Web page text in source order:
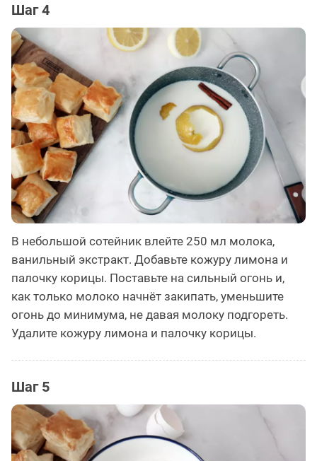
Шаг 4
В небольшой сотейник влейте 250 мл молока,
ванильный экстракт. Добавьте кожуру лимона и
палочку корицы. Поставьте на сильный огонь и,
как только молоко начнёт закипать, уменьшите
огонь до минимума, не давая молоку подгореть.
Удалите кожуру лимона и палочку корицы.
Шаг 5